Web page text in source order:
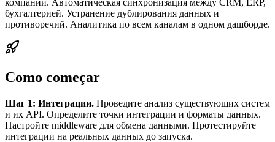
бухгалтерией. Устранение дублирования данных и
противоречий. Аналитика по всем каналам в одном дашборде.
Como começar
Шаг 1: Интеграции. Проведите анализ существующих систем
и их API. Определите точки интеграции и форматы данных.
Настройте middleware для обмена данными. Протестируйте
интеграции на реальных данных до запуска.